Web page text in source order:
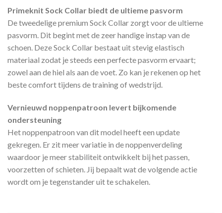
Primeknit Sock Collar biedt de ultieme pasvorm
De tweedelige premium Sock Collar zorgt voor de ultieme
pasvorm. Dit begint met de zeer handige instap van de
schoen. Deze Sock Collar bestaat uit stevig elastisch
materiaal zodat je steeds een perfecte pasvorm ervaart;
zowel aan de hiel als aan de voet. Zo kan je rekenen op het
beste comfort tijdens de training of wedstrijd.
Vernieuwd noppenpatroon levert bijkomende
ondersteuning
Het noppenpatroon van dit model heeft een update
gekregen. Er zit meer variatie in de noppenverdeling
waardoor je meer stabiliteit ontwikkelt bij het passen,
voorzetten of schieten. Jij bepaalt wat de volgende actie
wordt om je tegenstander uit te schakelen.